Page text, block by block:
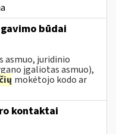
būdai
asmuo, juridinio
įgaliotas asmuo),
mokėtojo kodo ar
kontaktai